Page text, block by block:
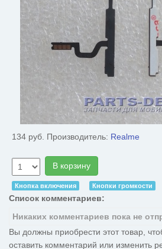
134 руб. Производитель: Realme
В корзину
Кнопка включения Кнопки громкости
Список комментариев:
Никаких комментариев пока не
Вы должны приобрести этот товар,
оставить комментарий или изменить